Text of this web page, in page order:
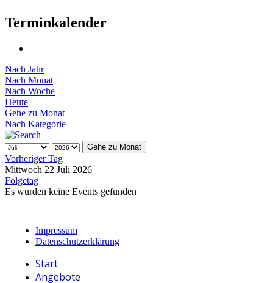
Terminkalender
Nach Jahr
Nach Monat
Nach Woche
Heute
Gehe zu Monat
Nach Kategorie
Gehe zu Monat
Vorheriger Tag
Mittwoch 22 Juli 2026
Folgetag
Es wurden keine Events gefunden
Impressum
Datenschutzerklärung
Start
Angebote